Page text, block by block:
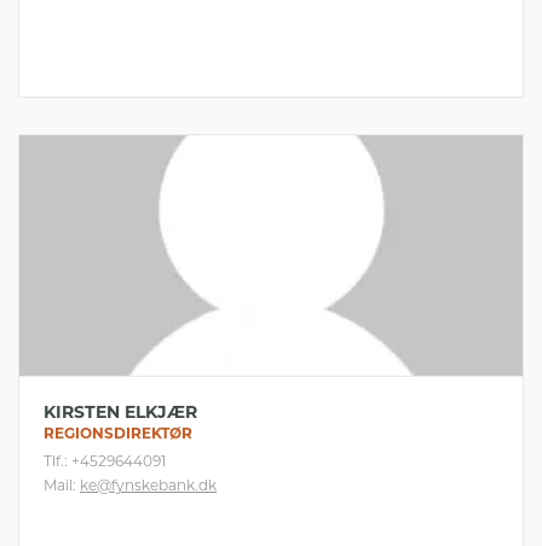
KIRSTEN ELKJÆR
REGIONSDIREKTØR
Tlf.: +4529644091
Mail: ke@fynskebank.dk